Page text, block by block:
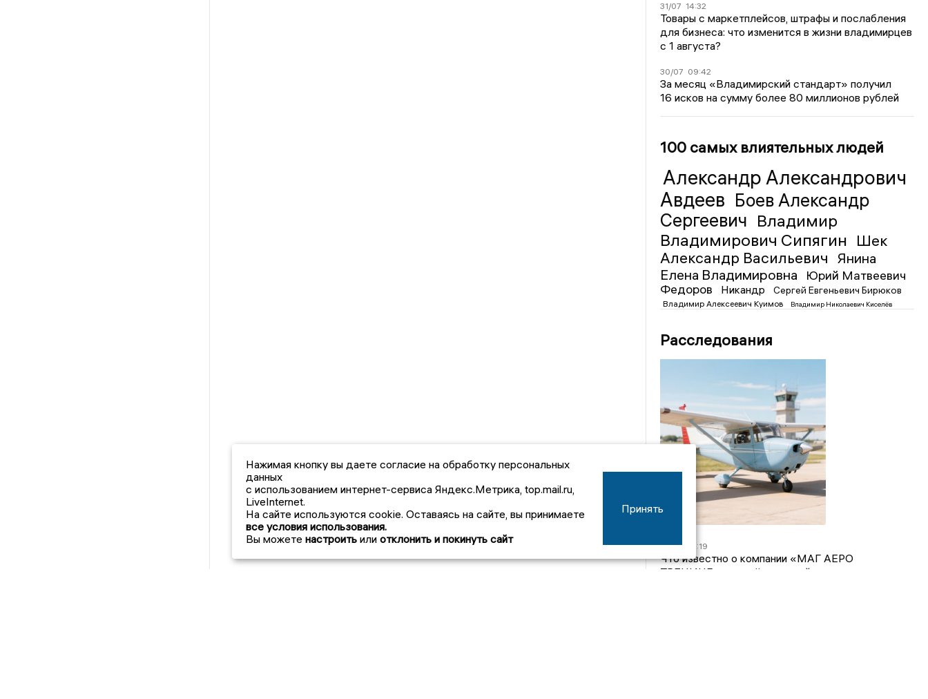
31/07 14:32
Товары с маркетплейсов, штрафы и послабления
для бизнеса: что изменится в жизни владимирцев
с 1 августа?
30/07 09:42
За месяц «Владимирский стандарт» получил
16 исков на сумму более 80 миллионов рублей
100 самых влиятельных людей
Александр Александрович
Авдеев Боев Александр
Сергеевич Владимир
Владимирович Сипягин Шек
Александр Васильевич
Янина
Елена Владимировна
Юрий Матвеевич
Федоров
Никандр Сергей Евгеньевич Бирюков
Владимир Алексеевич Куимов Владимир Николаевич Киселёв
Расследования
07/08 16:19
Что известно о компании «МАГ АЕРО
ТРЕНИНГ», самолёт которой потерпел крушение
Нажимая кнопку вы даете согласие на обработку персональных
данных
с использованием интернет-сервиса Яндекс.Метрика, top.mail.ru,
LiveInternet.
На сайте используются cookie. Оставаясь на сайте, вы принимаете
все условия использования.
Вы можете настроить или отклонить и покинуть сайт
Принять